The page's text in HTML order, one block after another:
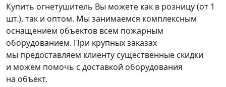
Купить огнетушитель Вы можете как в розницу (от 1
шт.), так и оптом. Мы занимаемся комплексным
оснащением объектов всем пожарным
оборудованием. При крупных заказах
мы предоставляем клиенту существенные скидки
и можем помочь с доставкой оборудования
на объект.